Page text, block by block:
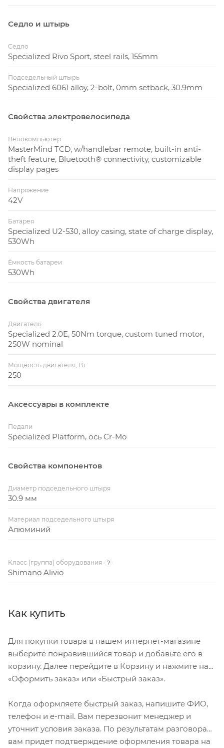
Седло и штырь
Седло
Specialized Rivo Sport, steel rails, 155mm
Подседельный штырь
Specialized 6061 alloy, 2-bolt, 0mm setback, 30.9mm
Свойства электровелосипеда
Велокомпьютер
MasterMind TCD, w/handlebar remote, built-in anti-
theft feature, Bluetooth® connectivity, customizable
display pages
Напряжение
42V
Батарея
Specialized U2-530, alloy casing, state of charge display,
530Wh
Ёмкость батареи
530Wh
Свойства двигателя
Двигатель
Specialized 2.0E, 50Nm torque, custom tuned motor,
250W nominal
Мощность двигателя, Вт
250
Аксессуары в комплекте
Педали
Specialized Platform, ось Cr-Mo
Свойства компонентов
Диаметр подседельного штыря
30.9 мм
Материал подседельного штыря
Алюминий
Класс (группа) оборудования ?
Shimano Alivio
Как купить
Для покупки товара в нашем интернет-магазине
выберите понравившийся товар и добавьте его в
корзину. Далее перейдите в Корзину и нажмите на
«Оформить заказ» или «Быстрый заказ».
Когда оформляете быстрый заказ, напишите ФИО,
телефон и e-mail. Вам перезвонит менеджер и
уточнит условия заказа. По результатам разговора
вам придет подтверждение оформления товара на